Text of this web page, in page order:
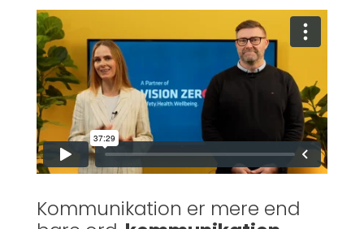
Kommunikation er mere end